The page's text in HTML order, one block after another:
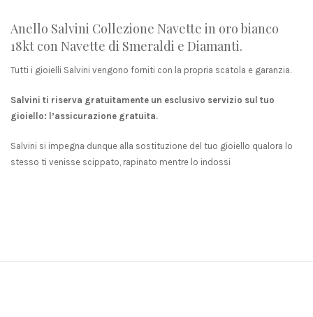
Anello Salvini Collezione Navette in oro bianco
18kt con Navette di Smeraldi e Diamanti.
Tutti i gioielli Salvini vengono forniti con la propria scatola e garanzia.
Salvini ti riserva gratuitamente un esclusivo servizio sul tuo
gioiello: l’assicurazione gratuita.
Salvini si impegna dunque alla sostituzione del tuo gioiello qualora lo
stesso ti venisse scippato, rapinato mentre lo indossi